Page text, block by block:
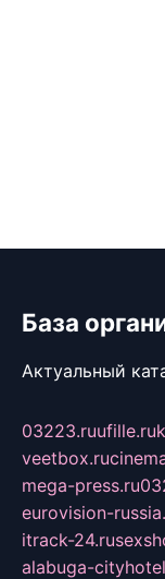
База
Актуальный
03223.ruufille.ru
veetbox.ru
mega-press.ru
eurovision-
itrack-24.ru
alabuga-